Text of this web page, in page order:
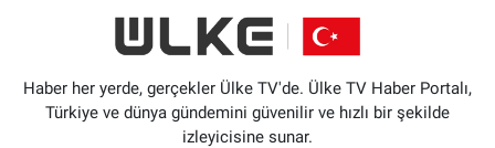
Haber her yerde, gerçekler Ülke TV'de. Ülke TV Haber Portalı,
Türkiye ve dünya gündemini güvenilir ve hızlı bir şekilde
izleyicisine sunar.